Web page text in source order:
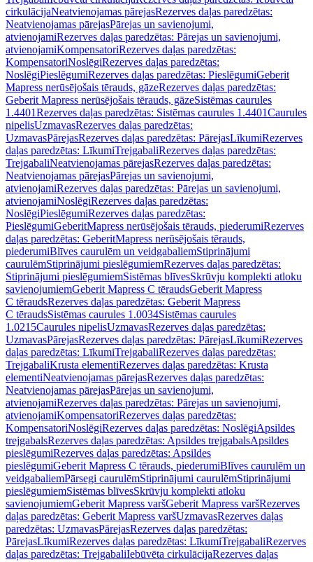
cirkulācijaNeatvienojamas pārejasRezerves daļas paredzētas:
Neatvienojamas pārejasPārejas un savienojumi,
atvienojamiRezerves daļas paredzētas: Pārejas un savienojumi,
atvienojamiKompensatoriRezerves daļas paredzētas:
KompensatoriNoslēgiRezerves daļas paredzētas:
NoslēgiPieslēgumiRezerves daļas paredzētas: PieslēgumiGeberit
Mapress nerūsējošais tērauds, gāzeRezerves daļas paredzētas:
Geberit Mapress nerūsējošais tērauds, gāzeSistēmas caurules
1.4401Rezerves daļas paredzētas: Sistēmas caurules 1.4401Caurules
nipelisUzmavasRezerves daļas paredzētas:
UzmavasPārejasRezerves daļas paredzētas: PārejasLīkumiRezerves
daļas paredzētas: LīkumiTrejgabaliRezerves daļas paredzētas:
TrejgabaliNeatvienojamas pārejasRezerves daļas paredzētas:
Neatvienojamas pārejasPārejas un savienojumi,
atvienojamiRezerves daļas paredzētas: Pārejas un savienojumi,
atvienojamiNoslēgiRezerves daļas paredzētas:
NoslēgiPieslēgumiRezerves daļas paredzētas:
PieslēgumiGeberitMapress nerūsējošais tērauds, piederumiRezerves
daļas paredzētas: GeberitMapress nerūsējošais tērauds,
piederumiBlīves caurulēm un veidgabaliemStiprinājumi
caurulēmStiprinājumi pieslēgumiemRezerves daļas paredzētas:
Stiprinājumi pieslēgumiemSistēmas blīvesSkrūvju komplekti atloku
savienojumiemGeberit Mapress C tēraudsGeberit Mapress
C tēraudsRezerves daļas paredzētas: Geberit Mapress
C tēraudsSistēmas caurules 1.0034Sistēmas caurules
1.0215Caurules nipelisUzmavasRezerves daļas paredzētas:
UzmavasPārejasRezerves daļas paredzētas: PārejasLīkumiRezerves
daļas paredzētas: LīkumiTrejgabaliRezerves daļas paredzētas:
TrejgabaliKrusta elementiRezerves daļas paredzētas: Krusta
elementiNeatvienojamas pārejasRezerves daļas paredzētas:
Neatvienojamas pārejasPārejas un savienojumi,
atvienojamiRezerves daļas paredzētas: Pārejas un savienojumi,
atvienojamiKompensatoriRezerves daļas paredzētas:
KompensatoriNoslēgiRezerves daļas paredzētas: NoslēgiApsildes
trejgabalsRezerves daļas paredzētas: Apsildes trejgabalsApsildes
pieslēgumiRezerves daļas paredzētas: Apsildes
pieslēgumiGeberit Mapress C tērauds, piederumiBlīves caurulēm un
veidgabaliemPārsegi caurulēmStiprinājumi caurulēmStiprinājumi
pieslēgumiemSistēmas blīvesSkrūvju komplekti atloku
savienojumiemGeberit Mapress varšGeberit Mapress varšRezerves
daļas paredzētas: Geberit Mapress varšUzmavasRezerves daļas
paredzētas: UzmavasPārejasRezerves daļas paredzētas:
PārejasLīkumiRezerves daļas paredzētas: LīkumiTrejgabaliRezerves
daļas paredzētas: TrejgabaliIebūvēta cirkulācijaRezerves daļas